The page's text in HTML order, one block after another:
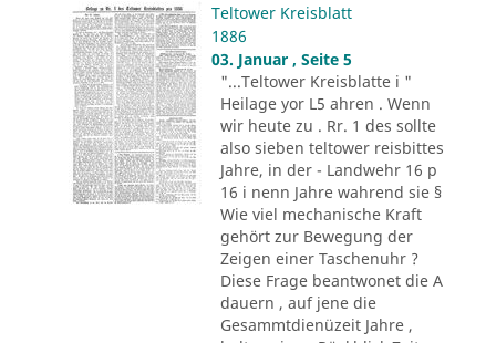
Teltower Kreisblatt
1886
03. Januar , Seite 5
"...Teltower Kreisblatte i "
Heilage yor L5 ahren . Wenn
wir heute zu . Rr. 1 des sollte
also sieben teltower reisbittes
Jahre, in der - Landwehr 16 p
16 i nenn Jahre wahrend sie §
Wie viel mechanische Kraft
gehört zur Bewegung der
Zeigen einer Taschenuhr ?
Diese Frage beantwonet die A
dauern , auf jene die
Gesammtdienüzeit Jahre ,